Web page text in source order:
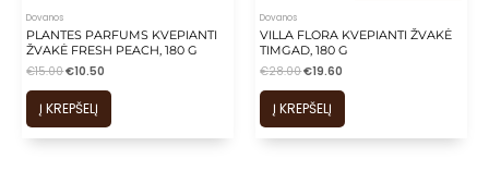
Dovanos
PLANTES PARFUMS KVEPIANTI
ŽVAKĖ FRESH PEACH, 180 G
€15.00€10.50
Į KREPŠELĮ
Dovanos
VILLA FLORA KVEPIANTI ŽVAKĖ
TIMGAD, 180 G
€28.00€19.60
Į KREPŠELĮ